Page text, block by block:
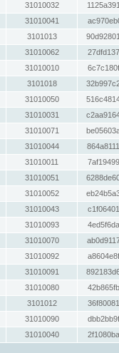
31010032
31010041
3101013
31010062
31010010
3101018
31010050
31010031
31010071
31010044
31010011
31010051
31010052
31010043
31010093
31010070
31010092
31010091
31010080
3101012
31010090
31010040